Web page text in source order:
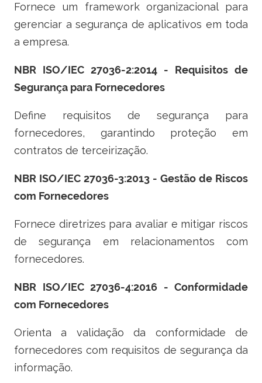
Fornece um framework organizacional para
gerenciar a segurança de aplicativos em toda
a empresa.
NBR ISO/IEC 27036-2:2014 - Requisitos de
Segurança para Fornecedores
Define requisitos de segurança para
fornecedores, garantindo proteção em
contratos de terceirização.
NBR ISO/IEC 27036-3:2013 - Gestão de Riscos
com Fornecedores
Fornece diretrizes para avaliar e mitigar riscos
de segurança em relacionamentos com
fornecedores.
NBR ISO/IEC 27036-4:2016 - Conformidade
com Fornecedores
Orienta a validação da conformidade de
fornecedores com requisitos de segurança da
informação.